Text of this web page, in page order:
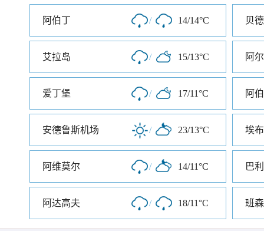
阿伯丁 / 14/14°C 贝
艾拉岛 / 15/13°C 阿
爱丁堡 / 17/11°C 阿
安德鲁斯机场 / 23/13°C 埃
阿维莫尔 / 14/11°C 巴
阿达高夫 / 18/11°C 班森